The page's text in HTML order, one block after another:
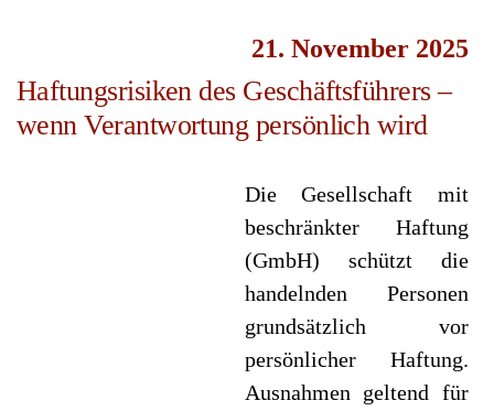
21. November 2025
Haftungsrisiken des Geschäftsführers –
wenn Verantwortung persönlich wird
Die Gesellschaft mit
beschränkter Haftung
(GmbH) schützt die
handelnden Personen
grundsätzlich vor
persönlicher Haftung.
Ausnahmen geltend für